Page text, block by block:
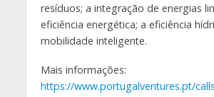
resíduos; a integração de energias
eficiência energética; a eficiência
mobilidade inteligente.
Mais informações:
https://www.portugalventures.pt/